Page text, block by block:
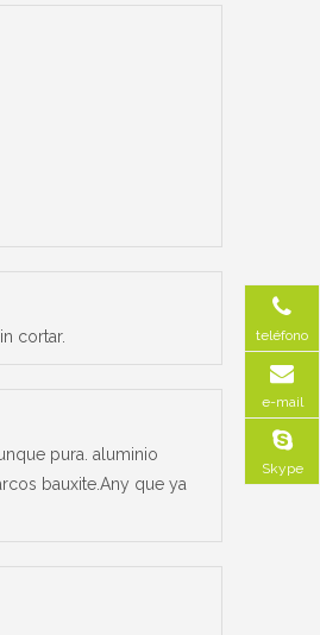
cortar.
pura. aluminio
bauxite.Any que ya
teléfono
e-mail
Skype